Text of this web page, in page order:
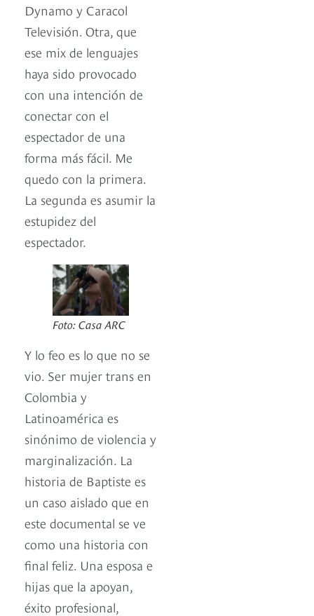
Dynamo y Caracol
Televisión. Otra, que
ese mix de lenguajes
haya sido provocado
con una intención de
conectar con el
espectador de una
forma más fácil. Me
quedo con la primera.
La segunda es asumir la
estupidez del
espectador.
Foto: Casa ARC
Y lo feo es lo que no se
vio. Ser mujer trans en
Colombia y
Latinoamérica es
sinónimo de violencia y
marginalización. La
historia de Baptiste es
un caso aislado que en
este documental se ve
como una historia con
final feliz. Una esposa e
hijas que la apoyan,
éxito profesional,